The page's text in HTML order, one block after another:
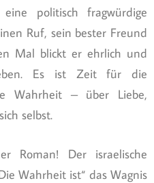
politisch fragwürdige
Ruf, sein bester Freund
Mal blickt er ehrlich und
Es ist Zeit für die
Wahrheit – über Liebe,
selbst.
Roman! Der israelische
Wahrheit ist“ das Wagnis